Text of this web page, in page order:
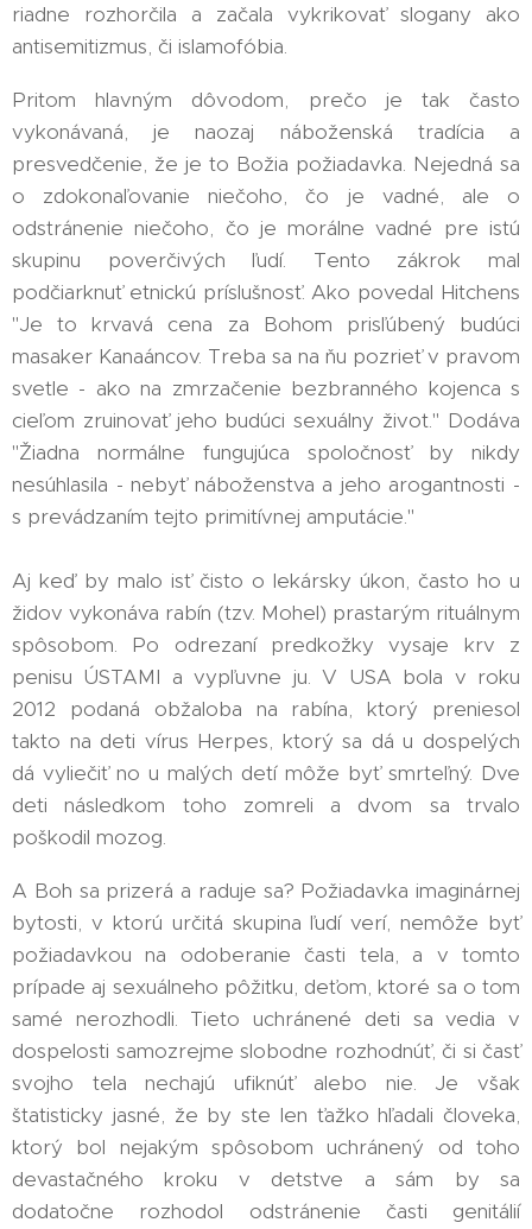
riadne rozhorčila a začala vykrikovať slogany ako
antisemitizmus, či islamofóbia.
Pritom hlavným dôvodom, prečo je tak často
vykonávaná, je naozaj náboženská tradícia a
presvedčenie, že je to Božia požiadavka. Nejedná sa
o zdokonaľovanie niečoho, čo je vadné, ale o
odstránenie niečoho, čo je morálne vadné pre istú
skupinu poverčivých ľudí. Tento zákrok mal
podčiarknuť etnickú príslušnosť. Ako povedal Hitchens
"Je to krvavá cena za Bohom prisľúbený budúci
masaker Kanaáncov. Treba sa na ňu pozrieť v pravom
svetle - ako na zmrzačenie bezbranného kojenca s
cieľom zruinovať jeho budúci sexuálny život." Dodáva
"Žiadna normálne fungujúca spoločnosť by nikdy
nesúhlasila - nebyť náboženstva a jeho arogantnosti -
s prevádzaním tejto primitívnej amputácie."
Aj keď by malo isť čisto o lekársky úkon, často ho u
židov vykonáva rabín (tzv. Mohel) prastarým rituálnym
spôsobom. Po odrezaní predkožky vysaje krv z
penisu ÚSTAMI a vypľuvne ju. V USA bola v roku
2012 podaná obžaloba na rabína, ktorý preniesol
takto na deti vírus Herpes, ktorý sa dá u dospelých
dá vyliečiť no u malých detí môže byť smrteľný. Dve
deti následkom toho zomreli a dvom sa trvalo
poškodil mozog.
A Boh sa prizerá a raduje sa? Požiadavka imaginárnej
bytosti, v ktorú určitá skupina ľudí verí, nemôže byť
požiadavkou na odoberanie časti tela, a v tomto
prípade aj sexuálneho pôžitku, deťom, ktoré sa o tom
samé nerozhodli. Tieto uchránené deti sa vedia v
dospelosti samozrejme slobodne rozhodnúť, či si časť
svojho tela nechajú ufiknúť alebo nie. Je však
štatisticky jasné, že by ste len ťažko hľadali človeka,
ktorý bol nejakým spôsobom uchránený od toho
devastačného kroku v detstve a sám by sa
dodatočne rozhodol odstránenie časti genitálií